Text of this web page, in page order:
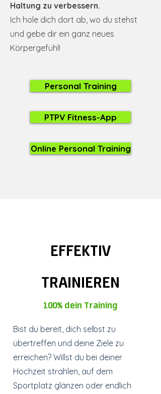
Haltung zu verbessern.
Ich hole dich dort ab, wo du stehst
und gebe dir ein ganz neues
Körpergefühl!
Personal Training
PTPV Fitness-App
Online Personal Training
EFFEKTIV
TRAINIEREN
100% dein Training
Bist du bereit, dich selbst zu
übertreffen und deine Ziele zu
erreichen? Willst du bei deiner
Hochzeit strahlen, auf dem
Sportplatz glänzen oder endlich